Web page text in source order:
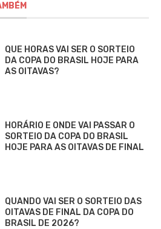
QUE HORAS VAI SER O SORTEIO
DA COPA DO BRASIL HOJE PARA
AS OITAVAS?
HORÁRIO E ONDE VAI PASSAR O
SORTEIO DA COPA DO BRASIL
HOJE PARA AS OITAVAS DE FINAL
QUANDO VAI SER O SORTEIO DAS
OITAVAS DE FINAL DA COPA DO
BRASIL DE 2026?